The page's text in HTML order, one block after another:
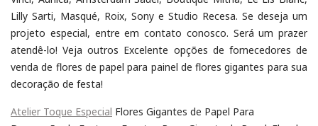
Lilly Sarti, Masqué, Roix, Sony e Studio Recesa. Se deseja um
projeto especial, entre em contato conosco. Será um prazer
atendê-lo! Veja outros Excelente opções de fornecedores de
venda de flores de papel para painel de flores gigantes para sua
decoração de festa!
Atelier Toque Especial Flores Gigantes de Papel Para